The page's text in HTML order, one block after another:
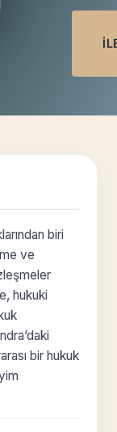
biri
ve
hukuki
bir hukuk